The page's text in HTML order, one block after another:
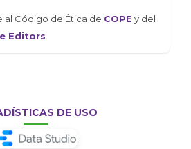
al Código de Ética de COPE y del
Editors
DE USO